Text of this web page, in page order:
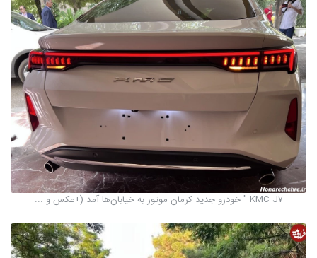
KMC J7 " خودرو جدید کرمان موتور به خیابان‌ها آمد (+عکس و ...